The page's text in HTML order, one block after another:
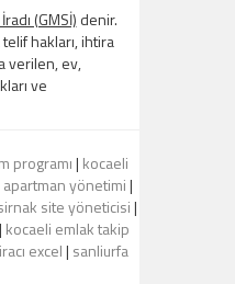
(GMSİ) denir.
hakları, ihtira
verilen, ev,
ve
programı| kocaeli
yönetimi|
site yöneticisi|
| kocaeli emlak takip
excel| sanliurfa